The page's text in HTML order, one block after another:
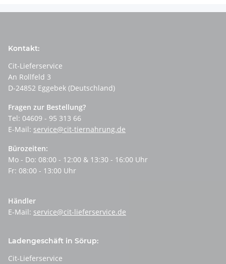
Kontakt:
Cit-Lieferservice
An Rollfeld 3
D-24852 Eggebek (Deutschland)
Fragen zur Bestellung?
Tel: 04609 - 95 313 66
E-Mail: service@cit-tiernahrung.de
Bürozeiten:
Mo - Do: 08:00 - 12:00 & 13:30 - 16:00 Uhr
Fr: 08:00 - 13:00 Uhr
Händler
E-Mail: service@cit-lieferservice.de
Ladengeschäft in Sörup:
Cit-Lieferservice